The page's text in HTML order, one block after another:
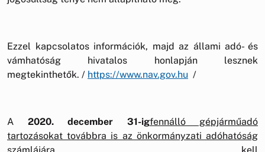
Ezzel kapcsolatos információk, majd az állami adó- és
vámhatóság hivatalos honlapján lesznek
megtekinthetők. / https://www.nav.gov.hu /
A 2020. december 31-igfennálló gépjárműadó
tartozásokat továbbra is az önkormányzati adóhatóság